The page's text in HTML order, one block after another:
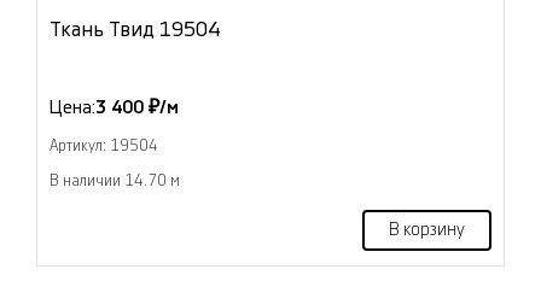
Ткань Твид 19504
Цена:3 400 ₽/м
Артикул: 19504
В наличии 14.70 м
В корзину